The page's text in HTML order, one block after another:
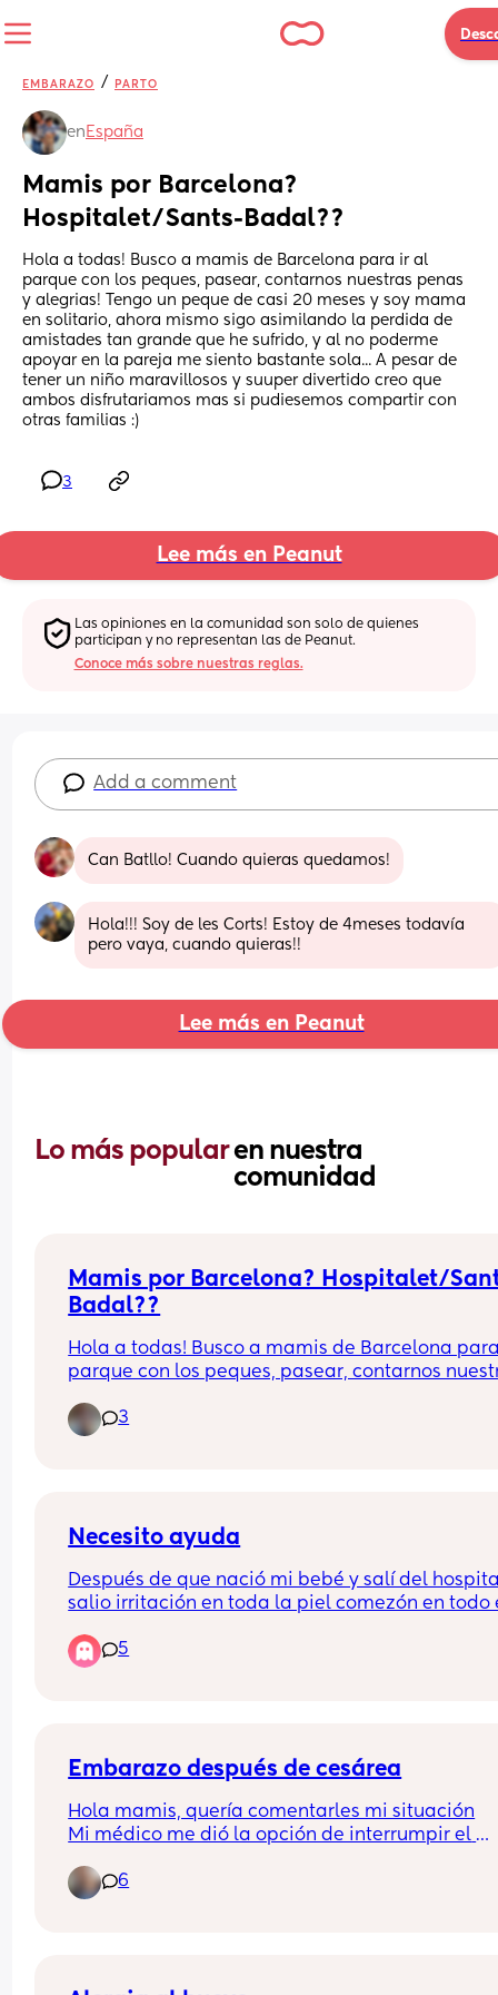
EMBARAZO / PARTO
en España
Mamis por Barcelona?
Hospitalet/Sants-Badal??
Hola a todas! Busco a mamis de Barcelona para ir al
parque con los peques, pasear, contarnos nuestras penas
y alegrias! Tengo un peque de casi 20 meses y soy mama
en solitario, ahora mismo sigo asimilando la perdida de
amistades tan grande que he sufrido, y al no poderme
apoyar en la pareja me siento bastante sola... A pesar de
tener un niño maravillosos y suuper divertido creo que
ambos disfrutariamos mas si pudiesemos compartir con
otras familias :)
3
Lee más en Peanut
Las opiniones en la comunidad son solo de quienes
participan y no representan las de Peanut.
Conoce más sobre nuestras reglas.
Add a comment
Can Batllo! Cuando quieras quedamos!
Hola!!! Soy de les Corts! Estoy de 4meses todavía
pero vaya, cuando quieras!!
Lee más en Peanut
Lo más popular en nuestra
comunidad
Mamis por Barcelona? Hospitalet/
Badal??
Hola a todas! Busco a mamis de Barcelona
parque con los peques, pasear, contarnos
y soy mama en solitario, ahora mismo sigo
asimilando la perdida de amistades tan
disfrutariamos mas si pudiesemos compartir
3
Necesito ayuda
Después de que nació mi bebé y salí del
salio irritación en toda la piel comezón en todo
Que hago?
5
Embarazo después de cesárea
Hola mamis, quería comentarles mi situación
Mi médico me dió la opción de interrumpir el
Hace ya 2 años tuve una cesárea y estoy
embarazada ya de casi 12 semanas
6